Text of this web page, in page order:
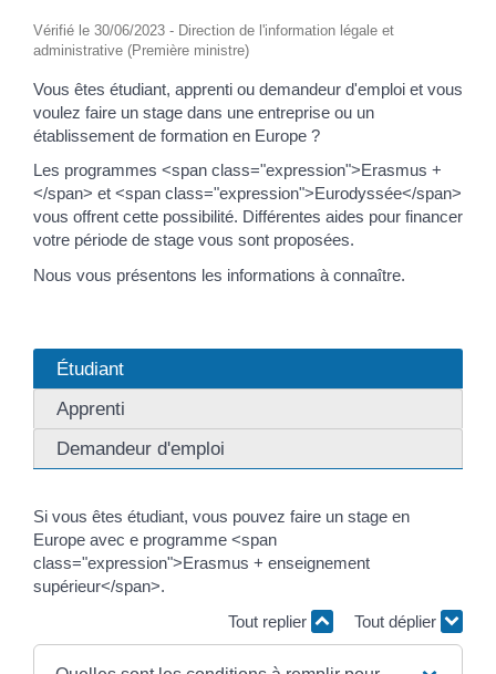
Vérifié le 30/06/2023 - Direction de l'information légale et
administrative (Première ministre)
Vous êtes étudiant, apprenti ou demandeur d'emploi et vous
voulez faire un stage dans une entreprise ou un
établissement de formation en Europe ?
Les programmes <span class="expression">Erasmus +
</span> et <span class="expression">Eurodyssée</span>
vous offrent cette possibilité. Différentes aides pour financer
votre période de stage vous sont proposées.
Nous vous présentons les informations à connaître.
Étudiant
Apprenti
Demandeur d'emploi
Si vous êtes étudiant, vous pouvez faire un stage en
Europe avec e programme <span
class="expression">Erasmus + enseignement
supérieur</span>.
Tout replier
Tout déplier